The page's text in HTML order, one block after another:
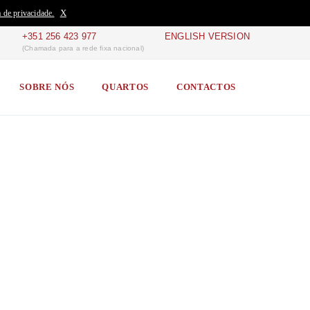
de privacidade. X
+351 256 423 977
(Chamada para a rede fixa nacional)
ENGLISH VERSION
SOBRE NÓS QUARTOS CONTACTOS